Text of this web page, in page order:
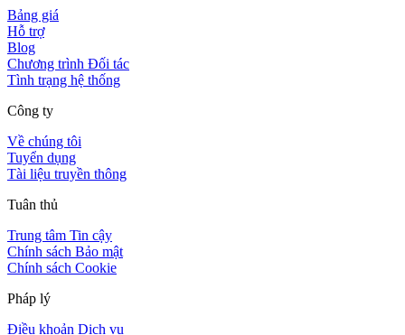
Bảng giá
Hỗ trợ
Blog
Chương trình Đối tác
Tình trạng hệ thống
Công ty
Về chúng tôi
Tuyển dụng
Tài liệu truyền thông
Tuân thủ
Trung tâm Tin cậy
Chính sách Bảo mật
Chính sách Cookie
Pháp lý
Điều khoản Dịch vụ